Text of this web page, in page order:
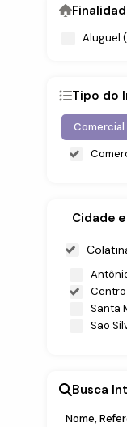
Aluguel
Tipo do
Comercial
Cidade
Centro
Santa
São
Busca